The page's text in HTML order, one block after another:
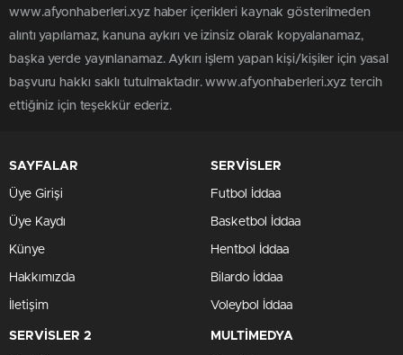
www.afyonhaberleri.xyz haber içerikleri kaynak gösterilmeden
alıntı yapılamaz, kanuna aykırı ve izinsiz olarak kopyalanamaz,
başka yerde yayınlanamaz. Aykırı işlem yapan kişi/kişiler için yasal
başvuru hakkı saklı tutulmaktadır. www.afyonhaberleri.xyz tercih
ettiğiniz için teşekkür ederiz.
SAYFALAR
Üye Girişi
Üye Kaydı
Künye
Hakkımızda
İletişim
SERVİSLER
Futbol İddaa
Basketbol İddaa
Hentbol İddaa
Bilardo İddaa
Voleybol İddaa
SERVİSLER 2 MULTİMEDYA